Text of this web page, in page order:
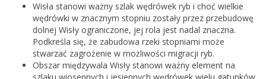
Wisła stanowi ważny szlak wędrówek ryb i choć wielkie
wędrówki w znacznym stopniu zostały przez przebudowę
dolnej Wisły ograniczone, jej rola jest nadal znaczna.
Podkreśla się, że zabudowa rzeki stopniami może
stwarzać zagrożenie w możliwości migracji ryb.
Obszar międzywala Wisły stanowi ważny element na